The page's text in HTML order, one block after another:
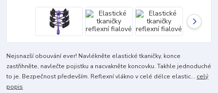
Nejsnazší obouvání ever! Navlékněte elastické tkaničky, konce
zastřihněte, navlečte pojistku a nacvakněte koncovku. Takhle jednoduché
to je. Bezpečnost především. Reflexní vlákno v celé délce elastic... celý
popis